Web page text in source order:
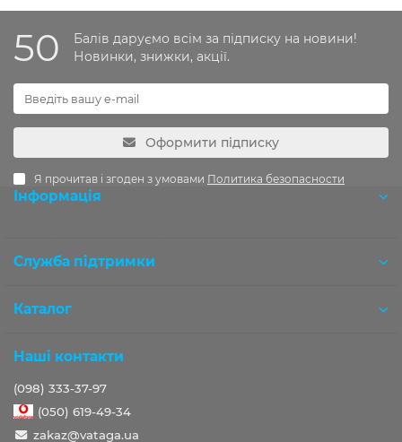
50
Балів даруємо всім за підписку на новини!
Новинки, знижки, акції.
Оформити підписку
Я прочитав і згоден з умовами Политика безопасности
Інформація
Служба підтримки
Каталог
Наші контакти
(098) 333-37-97
(050) 619-49-34
zakaz@vataga.ua